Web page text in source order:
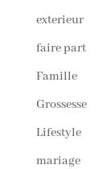
exterieur
faire part
Famille
Grossesse
Lifestyle
mariage